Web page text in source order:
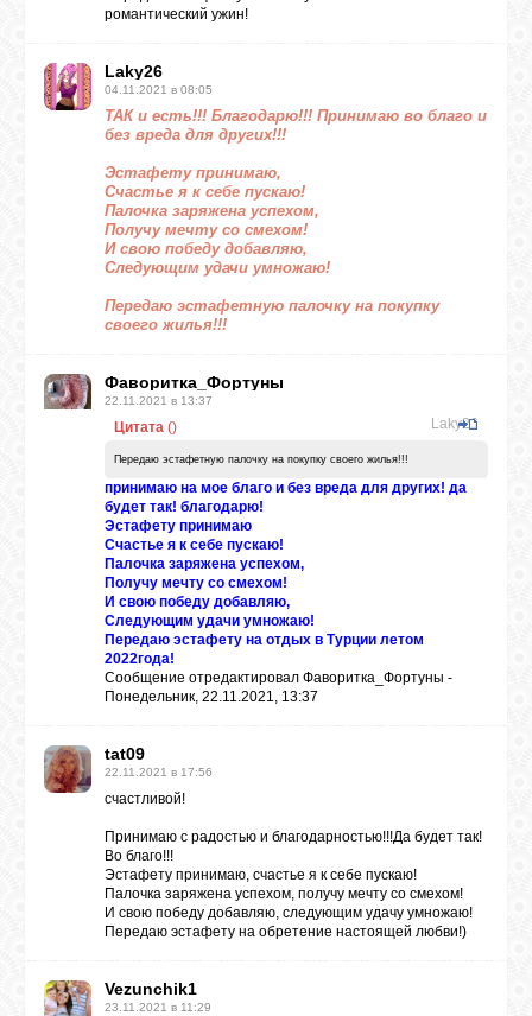
романтический ужин!
Laky26
04.11.2021 в 08:05
ТАК и есть!!! Благодарю!!! Принимаю во благо и
без вреда для других!!!
Эстафету принимаю,
Счастье я к себе пускаю!
Палочка заряжена успехом,
Получу мечту со смехом!
И свою победу добавляю,
Следующим удачи умножаю!
Передаю эстафетную палочку на покупку
своего жилья!!!
Фаворитка_Фортуны
22.11.2021 в 13:37
Цитата Laky26
()
Передаю эстафетную палочку на покупку своего жилья!!!
принимаю на мое благо и без вреда для других! да
будет так! благодарю!
Эстафету принимаю
Счастье я к себе пускаю!
Палочка заряжена успехом,
Получу мечту со смехом!
И свою победу добавляю,
Следующим удачи умножаю!
Передаю эстафету на отдых в Турции летом
2022года!
Сообщение отредактировал Фаворитка_Фортуны -
Понедельник, 22.11.2021, 13:37
tat09
22.11.2021 в 17:56
счастливой!
Принимаю с радостью и благодарностью!!!Да будет так!
Во благо!!!
Эстафету принимаю, счастье я к себе пускаю!
Палочка заряжена успехом, получу мечту со смехом!
И свою победу добавляю, следующим удачу умножаю!
Передаю эстафету на обретение настоящей любви!)
Vezunchik1
23.11.2021 в 11:29